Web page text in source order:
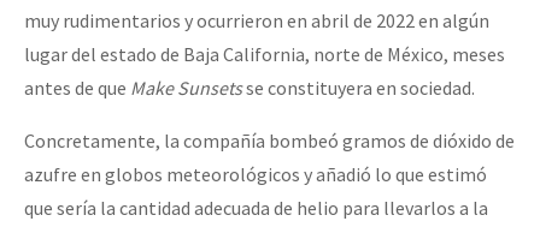
muy rudimentarios y ocurrieron en abril de 2022 en algún
lugar del estado de Baja California, norte de México, meses
antes de que Make Sunsetsse constituyera en sociedad.
Concretamente, la compañía bombeó gramos de dióxido de
azufre en globos meteorológicos y añadió lo que estimó
que sería la cantidad adecuada de helio para llevarlos a la